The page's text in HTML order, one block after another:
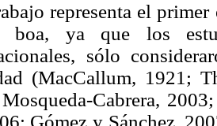
representa el
ya que los
sólo
(MacCallum, 1921;
Cabrera,